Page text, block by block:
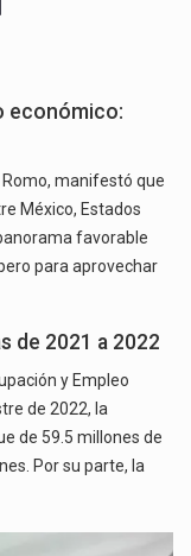
económico:
manifestó que
México, Estados
favorable
para aprovechar
de 2021 a 2022
y Empleo
de 2022, la
de 59.5 millones de
Por su parte, la